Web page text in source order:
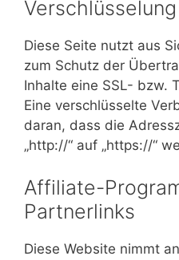
Verschlüsselung
Diese Seite nutzt aus
zum Schutz der
Inhalte eine SSL- bzw.
Eine verschlüsselte
daran, dass die
„http://“ auf „https://“
Affiliate-
Partnerlinks
Diese Website nimmt